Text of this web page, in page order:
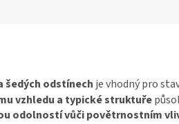
šedých odstínech je vhodný pro
vzhledu a typické struktuře
odolností vůči povětrnostním